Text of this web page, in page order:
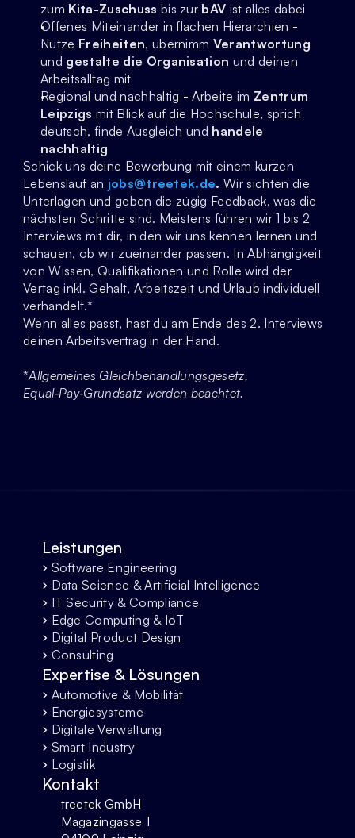
zum Kita-Zuschuss bis zur bAV ist alles dabei
Offenes Miteinander in flachen Hierarchien -
Nutze Freiheiten, übernimm
und gestalte die Organisation und deinen
Arbeitsalltag mit
Regional und nachhaltig - Arbeite im Zentrum
Leipzigs mit Blick auf die Hochschule, sprich
deutsch, finde Ausgleich und handele
nachhaltig
Schick uns deine Bewerbung mit einem kurzen
Lebenslauf an jobs@treetek.de. Wir sichten die
Unterlagen und geben die zügig Feedback, was die
nächsten Schritte sind. Meistens führen wir 1 bis 2
Interviews mit dir, in den wir uns kennen lernen und
schauen, ob wir zueinander passen. In Abhängigkeit
von Wissen, Qualifikationen und Rolle wird der
Vertag inkl. Gehalt, Arbeitszeit und Urlaub individuell
verhandelt.*
Wenn alles passt, hast du am Ende des 2. Interviews
deinen Arbeitsvertrag in der Hand.
*Allgemeines Gleichbehandlungsgesetz,
Equal‑Pay‑Grundsatz werden beachtet.
Leistungen
chevron_forward Software Engineering
chevron_forward Data Science & Artificial Intelligence
chevron_forward IT Security & Compliance
chevron_forward Edge Computing & IoT
chevron_forward Digital Product Design
chevron_forward Consulting
Expertise & Lösungen
chevron_forward Automotive & Mobilität
chevron_forward Energiesysteme
chevron_forward Digitale Verwaltung
chevron_forward Smart Industry
chevron_forward Logistik
Kontakt
treetek GmbH
Magazingasse 1